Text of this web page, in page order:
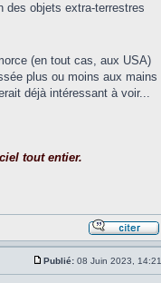
des objets extra-terrestres
(en tout cas, aux USA)
plus ou moins aux mains
déjà intéressant à voir...
tout entier.
Publié:08 Juin 2023, 14:21